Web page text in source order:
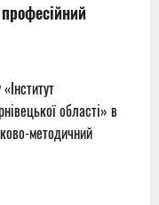
області» в
методичний